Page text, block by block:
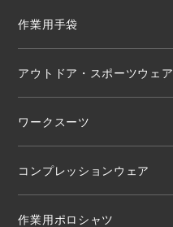
作業用手袋
アウトドア・スポーツウェア
ワークスーツ
コンプレッションウェア
作業用ポロシャツ